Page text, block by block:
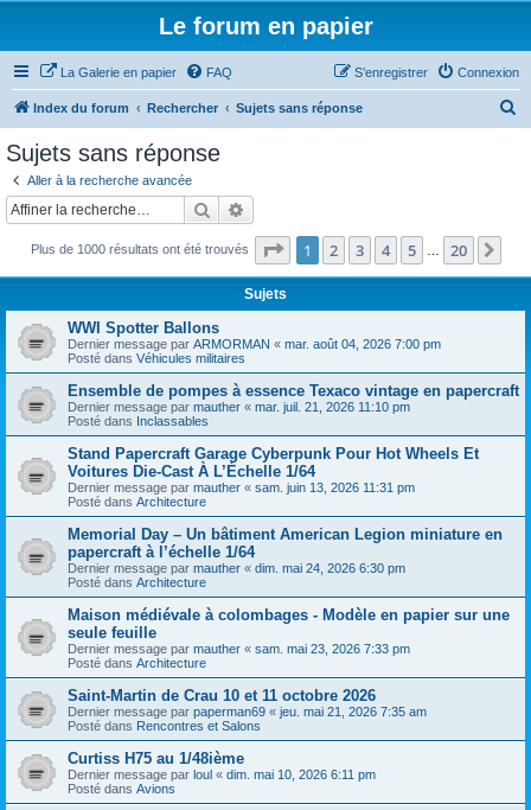
Le forum en papier
La Galerie en papier FAQ Connexion
S’enregistrer
Index du forum Rechercher Sujets sans réponse
c
Sujets sans réponse
Aller à la recherche avancée
Rechercher
Plus de 1000 résultats ont été trouvés Page 1sur20
1 2 3 4 5 20
Sujets
WWI Spotter Ballons
Dernier message par ARMORMAN « mar. août 04, 2026 7:00 pm
Posté dans Véhicules militaires
Ensemble de pompes à essence Texaco vintage en papercraft
Dernier message par mauther « mar. juil. 21, 2026 11:10 pm
Posté dans Inclassables
Stand Papercraft Garage Cyberpunk Pour Hot Wheels Et
Voitures Die-Cast À L’Échelle 1/64
Dernier message par mauther « sam. juin 13, 2026 11:31 pm
Posté dans Architecture
Memorial Day – Un bâtiment American Legion miniature en
papercraft à l’échelle 1/64
Dernier message par mauther « dim. mai 24, 2026 6:30 pm
Posté dans Architecture
Maison médiévale à colombages - Modèle en papier sur une
seule feuille
Dernier message par mauther « sam. mai 23, 2026 7:33 pm
Posté dans Architecture
Saint-Martin de Crau 10 et 11 octobre 2026
Dernier message par paperman69 « jeu. mai 21, 2026 7:35 am
Posté dans Rencontres et Salons
Curtiss H75 au 1/48ième
Dernier message par loul « dim. mai 10, 2026 6:11 pm
Posté dans Avions